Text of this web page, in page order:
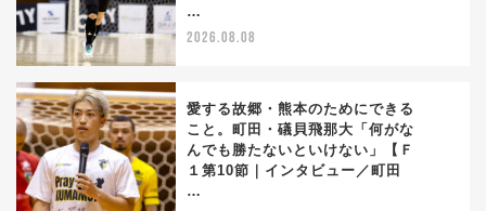
…
2026.08.08
愛する故郷・熊本のためにできる
こと。町田・礒貝飛那大「何がな
んでも勝たないといけない」【Ｆ
１第10節｜インタビュー／町田
…